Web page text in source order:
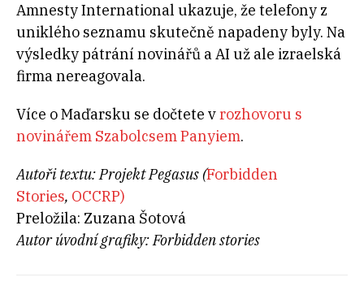
Amnesty International ukazuje, že telefony z
uniklého seznamu skutečně napadeny byly. Na
výsledky pátrání novinářů a AI už ale izraelská
firma nereagovala.
Více o Maďarsku se dočtete vrozhovoru s
novinářem Szabolcsem Panyiem.
Autoři textu: Projekt Pegasus (Forbidden
Stories, OCCRP)
Preložila: Zuzana Šotová
Autor úvodní grafiky: Forbidden stories